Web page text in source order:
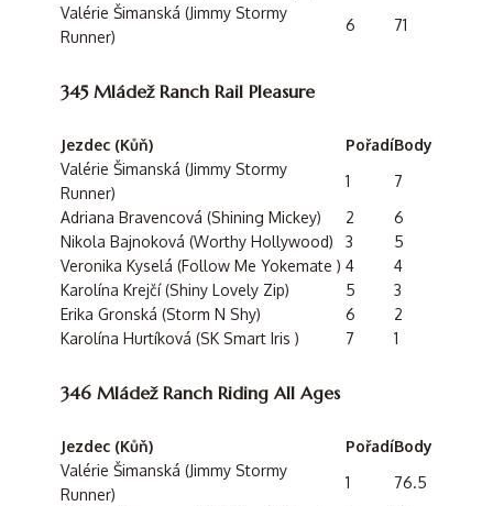
Valérie Šimanská (Jimmy Stormy
Runner)
6 71
345 Mládež Ranch Rail Pleasure
Jezdec (Kůň) PořadíBody
Valérie Šimanská (Jimmy Stormy
Runner)
1
7
Adriana Bravencová (Shining Mickey)
2
6
Nikola Bajnoková (Worthy Hollywood)
3
5
Veronika Kyselá (Follow Me Yokemate ) 4
4
Karolína Krejčí (Shiny Lovely Zip)
5
3
Erika Gronská (Storm N Shy)
6
2
Karolína Hurtíková (SK Smart Iris )
7 1
346 Mládež Ranch Riding All Ages
Jezdec (Kůň) PořadíBody
Valérie Šimanská (Jimmy Stormy
Runner)
1
76.5